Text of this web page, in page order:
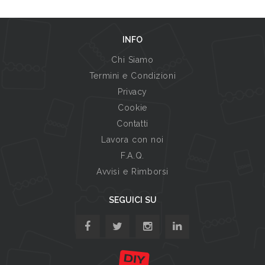
INFO
Chi Siamo
Termini e Condizioni
Privacy
Cookie
Contatti
Lavora con noi
F.A.Q.
Avvisi e Rimborsi
SEGUICI SU